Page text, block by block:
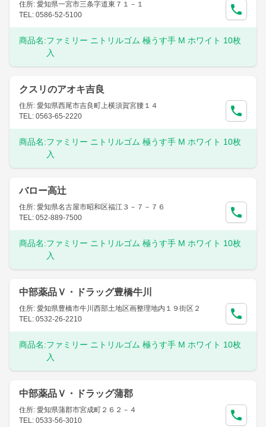
住所: 愛知県一宮市三条字道東７１－１
TEL: 0586-52-5100
商品名:ファミリー ニトリルゴム 極うす手 M ホワイト 10枚
入
クスリのアオキ吉良
住所: 愛知県西尾市吉良町上横須賀宮腰１４
TEL: 0563-65-2220
商品名:ファミリー ニトリルゴム 極うす手 M ホワイト 10枚
入
バロー高辻
住所: 愛知県名古屋市昭和区福江３－７－７６
TEL: 052-889-7500
商品名:ファミリー ニトリルゴム 極うす手 M ホワイト 10枚
入
中部薬品Ｖ・ドラッグ豊橋牛川
住所: 愛知県豊橋市牛川西部土地区画整理地内１９街区２
TEL: 0532-26-2210
商品名:ファミリー ニトリルゴム 極うす手 M ホワイト 10枚
入
中部薬品Ｖ・ドラッグ蒲郡
住所: 愛知県蒲郡市宮成町２６２－４
TEL: 0533-56-3010